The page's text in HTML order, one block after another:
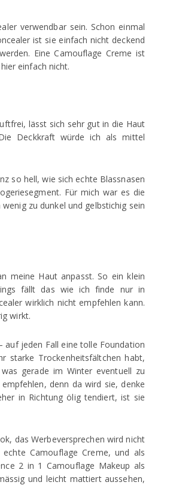
verwendbar sein. Schon einmal
ist sie einfach nicht deckend
Eine Camouflage Creme ist
einfach nicht.
lässt sich sehr gut in die Haut
Deckkraft würde ich als mittel
so hell, wie sich echte Blassnasen
Für mich war es die
zu dunkel und gelbstichig sein
meine Haut anpasst. So ein klein
fällt das wie ich finde nur in
wirklich nicht empfehlen kann.
wirkt.
auf jeden Fall eine tolle Foundation
starke Trockenheitsfältchen habt,
gerade im Winter eventuell zu
denn da wird sie, denke
in Richtung ölig tendiert, ist sie
das Werbeversprechen wird nicht
Camouflage Creme, und als
2 in 1 Camouflage Makeup als
und leicht mattiert aussehen,